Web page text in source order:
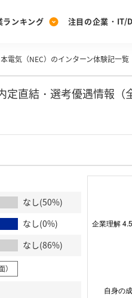
[27卒] 本選考体験
ランキング
みんなのDX企業就
注目の企業・IT/
電気（NEC）のインターン体験記一覧
直結・選考優遇情報（
なし(50%)
なし(0%)
なし(86%)